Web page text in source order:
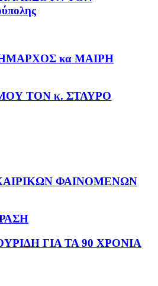
κα ΜΑΙΡΗ
ΤΟΝ κ. ΣΤΑΥΡΟ
ΚΑΙΡΙΚΩΝ ΦΑΙΝΟΜΕΝΩΝ
ΓΙΑ ΤΑ 90 ΧΡΟΝΙΑ